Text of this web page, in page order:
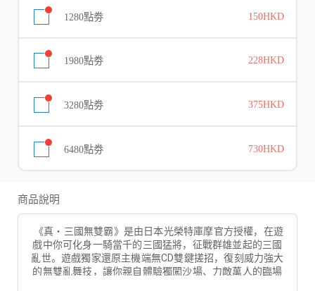
1280點劵 150HKD
1980點劵 228HKD
3280點劵 375HKD
6480點劵 730HKD
商品說明
《真・三國無雙霸》是由日本光榮特庫摩官方授權，在遊
戲中你可化身一騎當千的三國猛將，征戰群雄並起的三國
亂世。遊戲獨家還原主機端無CD雙鍵搓招，復刻威力強大
的無雙亂舞技，讓你親自體驗獨闖沙場、力敵萬人的臨場